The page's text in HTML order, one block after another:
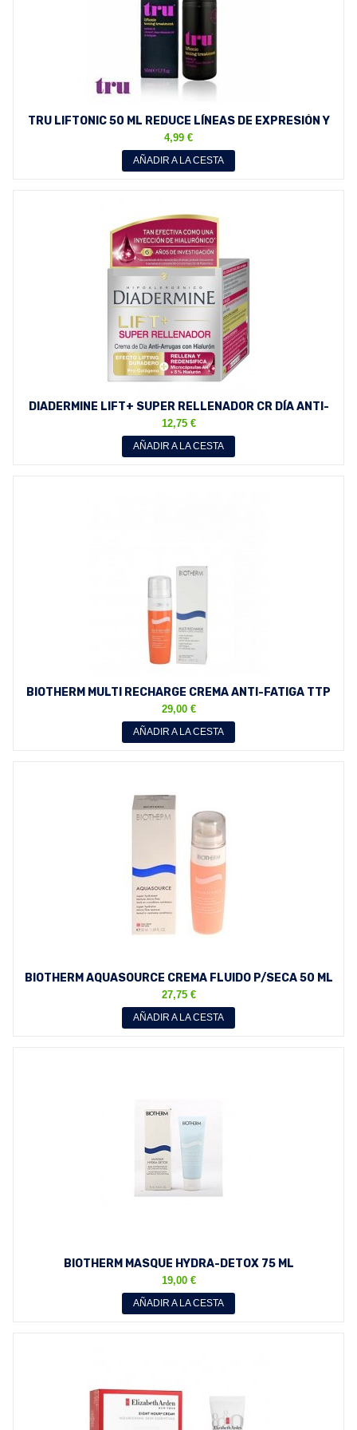
TRU LIFTONIC 50 ML REDUCE LÍNEAS DE EXPRESIÓN Y
MINIMIZA...
4,99 €
AÑADIR A LA CESTA
DIADERMINE LIFT+ SUPER RELLENADOR CR DÍA ANTI-
ARRUGAS CON...
12,75 €
AÑADIR A LA CESTA
BIOTHERM MULTI RECHARGE CREMA ANTI-FATIGA TTP
50 ML
29,00 €
AÑADIR A LA CESTA
BIOTHERM AQUASOURCE CREMA FLUIDO P/SECA 50 ML
27,75 €
AÑADIR A LA CESTA
BIOTHERM MASQUE HYDRA-DETOX 75 ML
19,00 €
AÑADIR A LA CESTA